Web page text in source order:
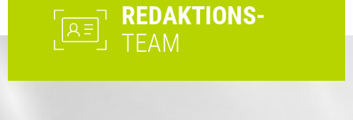
REDAKTIONS-
TEAM